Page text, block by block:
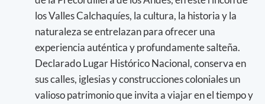
los Valles Calchaquíes, la cultura, la historia y la
naturaleza se entrelazan para ofrecer una
experiencia auténtica y profundamente salteña.
Declarado Lugar Histórico Nacional, conserva en
sus calles, iglesias y construcciones coloniales un
valioso patrimonio que invita a viajar en el tiempo y